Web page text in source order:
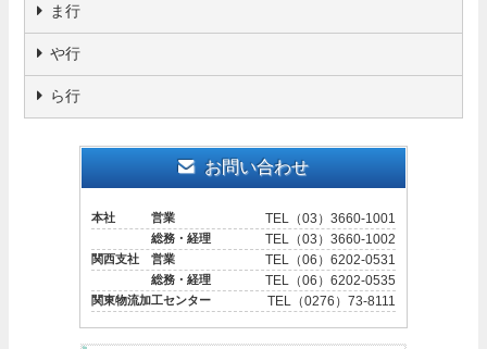
ま行
や行
ら行
お問い合わせ
本社 営業 TEL（03）3660-1001
総務・経理 TEL（03）3660-1002
関西支社 営業 TEL（06）6202-0531
総務・経理 TEL（06）6202-0535
関東物流加工センター TEL（0276）73-8111